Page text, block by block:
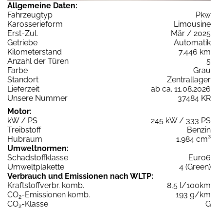
Allgemeine Daten:
Fahrzeugtyp
Pkw
Karosserieform
Limousine
Erst-Zul.
Mär / 2025
Getriebe
Automatik
Kilometerstand
7.446 km
Anzahl der Türen
5
Farbe
Grau
Standort
Zentrallager
Lieferzeit
ab ca. 11.08.2026
Unsere Nummer
37484 KR
Motor:
kW / PS
245 kW / 333 PS
Treibstoff
Benzin
Hubraum
1.984 cm³
Umweltnormen:
Schadstoffklasse
Euro6
Umweltplakette
4 (Green)
Verbrauch und Emissionen nach WLTP:
Kraftstoffverbr. komb.
8,5 l/100km
CO2-Emissionen komb.
193 g/km
CO2-Klasse
G